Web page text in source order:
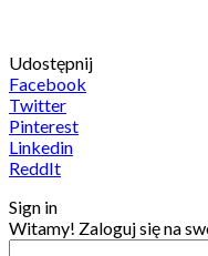
Udostępnij
Facebook
Twitter
Pinterest
Linkedin
ReddIt
Sign in
Witamy! Zaloguj się na